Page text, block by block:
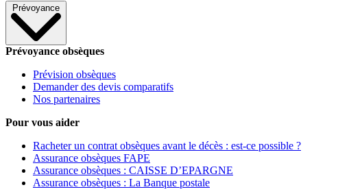
Prévoyance
Prévoyance obsèques
Prévision obsèques
Demander des devis comparatifs
Nos partenaires
Pour vous aider
Racheter un contrat obsèques avant le décès : est-ce possible ?
Assurance obsèques FAPE
Assurance obsèques : CAISSE D’EPARGNE
Assurance obsèques : La Banque postale